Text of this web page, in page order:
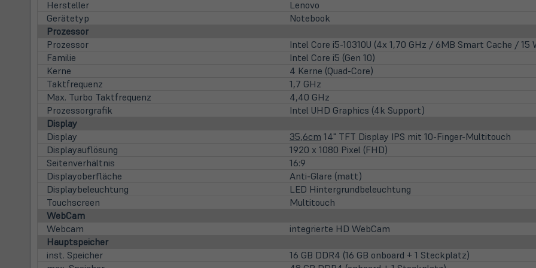
Hersteller
Lenovo
Gerätetyp
Notebook
Prozessor
Prozessor
Intel Core i5-10310U (4x 1,70 GHz / 6MB Smart Cache / 15
Familie
Intel Core i5 (Gen 10)
Kerne
4 Kerne (Quad-Core)
Taktfrequenz
1,7 GHz
Max. Turbo Taktfrequenz
4,40 GHz
Prozessorgrafik
Intel UHD Graphics (4k Support)
Display
Display
35,6cm 14" TFT Display IPS mit 10-Finger-Multitouch
Displayauflösung
1920 x 1080 Pixel (FHD)
Seitenverhältnis
16:9
Displayoberfläche
Anti-Glare (matt)
Displaybeleuchtung
LED Hintergrundbeleuchtung
Touchscreen
Multitouch
WebCam
Webcam
integrierte HD WebCam
Hauptspeicher
inst. Speicher
16 GB DDR4 (16 GB onboard + 1 Steckplatz)